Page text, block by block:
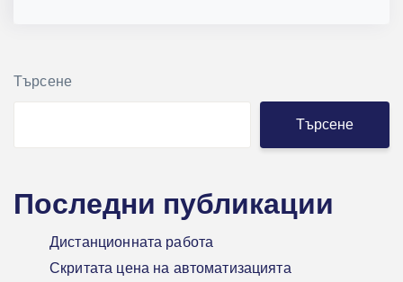
Търсене
Търсене
Последни публикации
Дистанционната работа
Скритата цена на автоматизацията